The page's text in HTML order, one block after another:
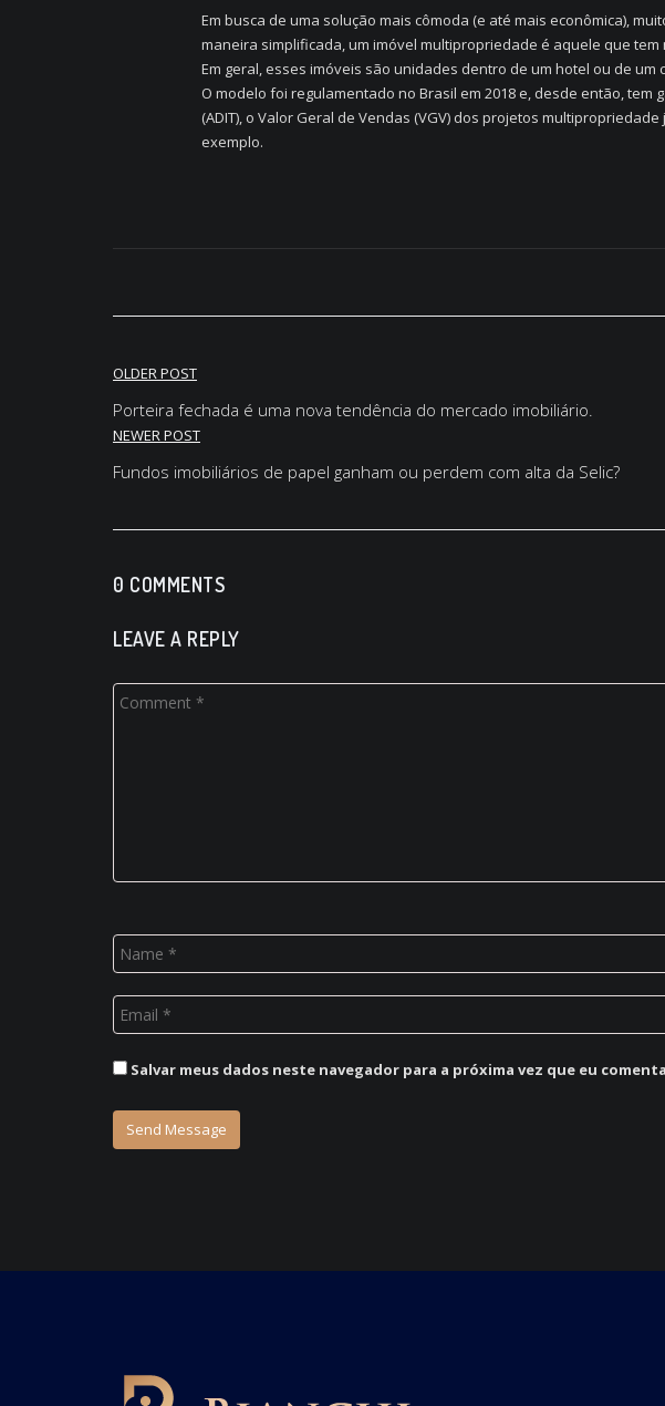
Em busca de uma solução mais cômoda (e até mais econômica),
maneira simplificada, um imóvel multipropriedade é aquele que
Em geral, esses imóveis são unidades dentro de um hotel ou de um
O modelo foi regulamentado no Brasil em 2018 e, desde então,
(ADIT), o Valor Geral de Vendas (VGV) dos projetos
exemplo.
OLDER POST
Porteira fechada é uma nova tendência do mercado imobiliário.
NEWER POST
Fundos imobiliários de papel ganham ou perdem com alta da Selic?
0 COMMENTS
LEAVE A REPLY
Salvar meus dados neste navegador para a próxima vez que eu